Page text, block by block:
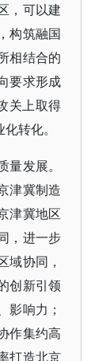
，可以建
构筑融国
相结合的
要求形成
关上取得
转化。
发展。
津冀制造
津冀地区
，进一步
域协同，
创新引领
影响力；
作集约高
打造北京